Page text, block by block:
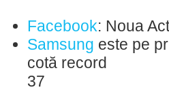
Facebook: Noua
Samsung este pe
cotă record
37